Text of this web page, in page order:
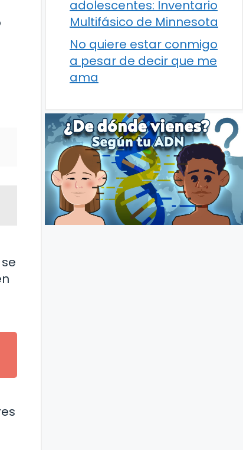
adolescentes: Inventario
Multifásico de Minnesota
No quiere estar conmigo
a pesar de decir que me
ama